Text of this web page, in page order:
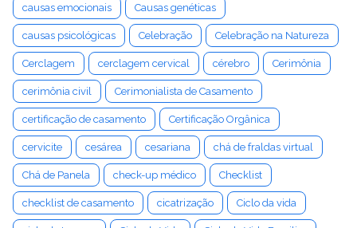
causas emocionais Causas genéticas
causas psicológicas Celebração Celebração na Natureza
Cerclagem cerclagem cervical cérebro Cerimônia
cerimônia civil Cerimonialista de Casamento
certificação de casamento Certificação Orgânica
cervicite cesárea cesariana chá de fraldas virtual
Chá de Panela check-up médico Checklist
checklist de casamento cicatrização Ciclo da vida